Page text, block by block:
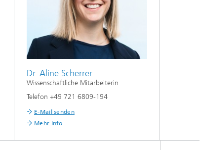
Dr. Aline Scherrer
Wissenschaftliche Mitarbeiterin
Telefon +49 721 6809-194
E-Mail senden
Mehr Info